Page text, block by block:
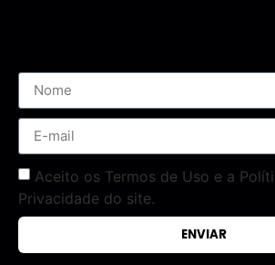
Aceito os Termos de Uso e a
Privacidade do site.
ENVIAR